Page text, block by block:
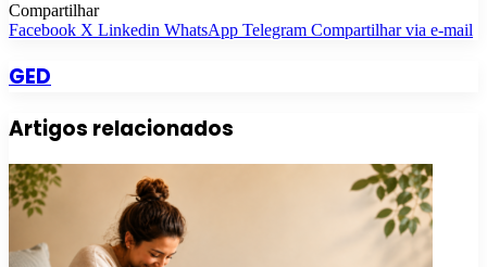
Compartilhar
Facebook X Linkedin WhatsApp Telegram Compartilhar via e-mail
GED
Artigos relacionados